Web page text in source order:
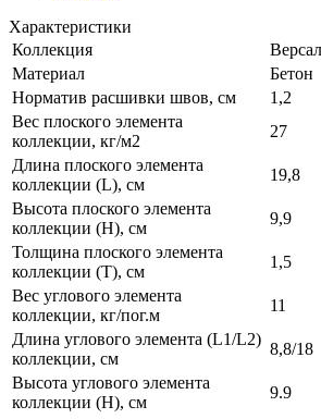
Характеристики
Коллекция
Материал
Бетон
Норматив расшивки швов, см
1,2
Вес плоского элемента
коллекции, кг/м2
27
Длина плоского элемента
коллекции (L), см
19,8
Высота плоского элемента
коллекции (H), см
9,9
Толщина плоского элемента
коллекции (T), см
1,5
Вес углового элемента
коллекции, кг/пог.м
11
Длина углового элемента (L1/L2)
коллекции, см
8,8/18
Высота углового элемента
коллекции (H), см
9.9